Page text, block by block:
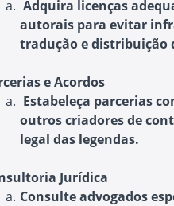
Adquira licenças
autorais para evitar
tradução e distribuição
e Acordos
Estabeleça parcerias
outros criadores de
legal das legendas.
Jurídica
Consulte advogados